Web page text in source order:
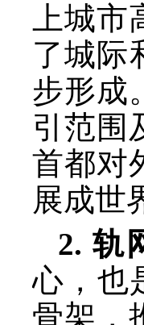
上城
了城际
步形成
引范围
首都对
展成世
2. 轨
心，也
骨架，